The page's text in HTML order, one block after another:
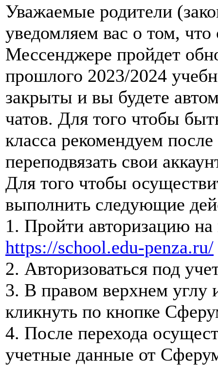
Уважаемые родители
уведомляем вас о том,
Мессенджере пройдет
прошлого 2023/2024
закрыты и вы будете
чатов. Для того чтобы
класса рекомендуем
переподвязать свои
Для того чтобы
выполнить следующие
1. Пройти авторизацию
https://school.edu-penza.ru/
2. Авторизоваться под
3. В правом верхнем
кликнуть по кнопке
4. После перехода
учетные данные от